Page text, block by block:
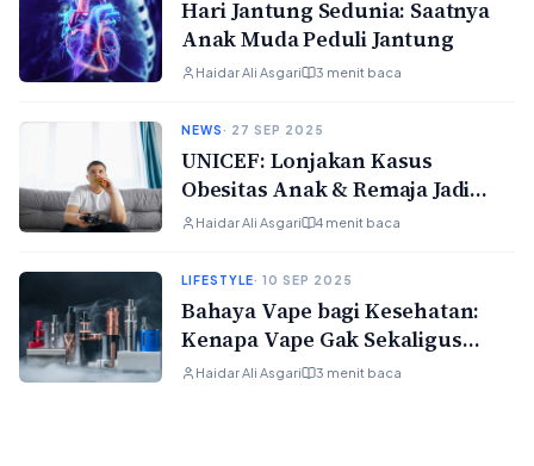
Hari Jantung Sedunia: Saatnya
Anak Muda Peduli Jantung
Haidar Ali Asgari 3 menit baca
NEWS· 27 SEP 2025
UNICEF: Lonjakan Kasus
Obesitas Anak & Remaja Jadi
Masalah Globa
Haidar Ali Asgari 4 menit baca
LIFESTYLE· 10 SEP 2025
Bahaya Vape bagi Kesehatan:
Kenapa Vape Gak Sekaligus
“Aman”
Haidar Ali Asgari 3 menit baca